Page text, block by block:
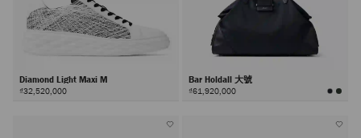
Diamond Light Maxi M
₫32,520,000
Bar Holdall 大號
₫61,920,000